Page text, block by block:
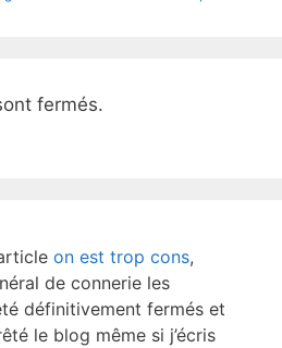
fermés.
on est trop cons,
de connerie les
définitivement fermés et
le blog même si j’écris